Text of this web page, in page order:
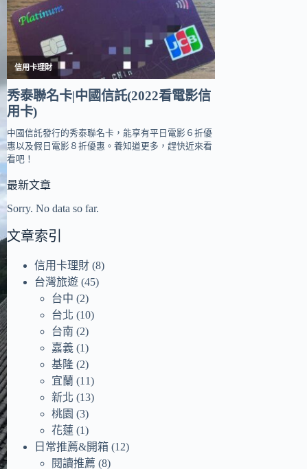
最新文章
Sorry. No data so far.
文章索引
信用卡理財 (8)
台灣旅遊 (45)
台中 (2)
台北 (10)
台南 (2)
嘉義 (1)
基隆 (2)
宜蘭 (11)
新北 (13)
桃園 (3)
花蓮 (1)
日常推薦&開箱 (12)
閱讀推薦 (8)